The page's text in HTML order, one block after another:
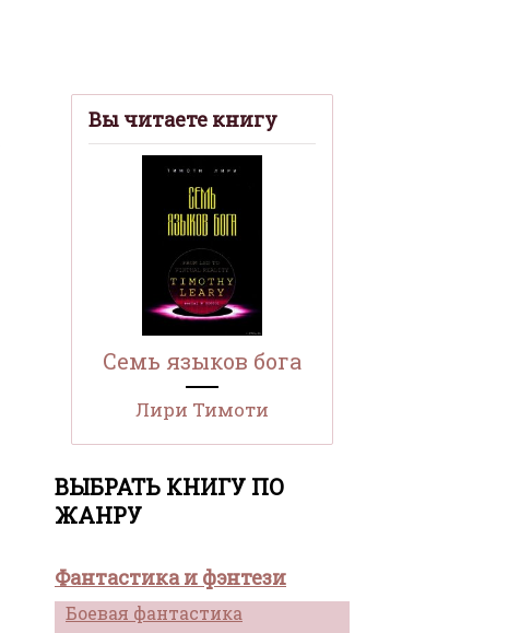
Вы читаете книгу
Семь языков бога
Лири Тимоти
ВЫБРАТЬ КНИГУ ПО
ЖАНРУ
Фантастика и фэнтези
Боевая фантастика